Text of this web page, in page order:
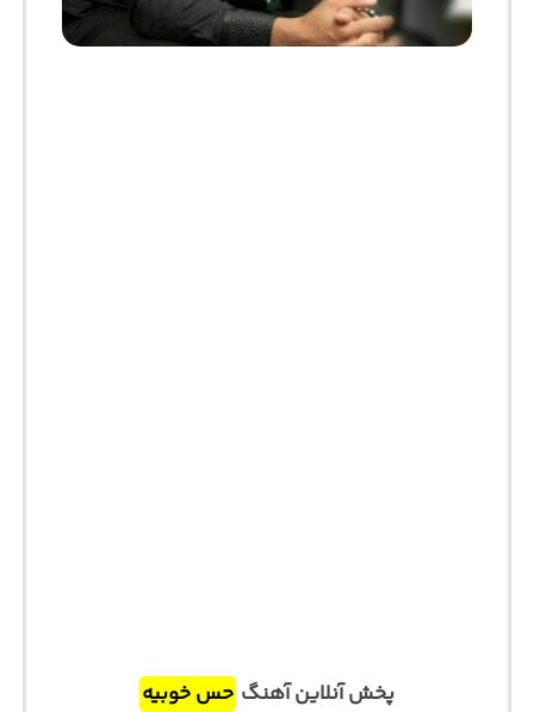
پخش آنلاین آهنگ حس خوبیه